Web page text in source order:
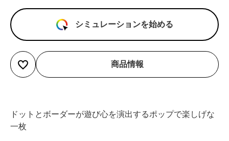
シミュレーションを始める
商品情報
ドットとボーダーが遊び心を演出するポップで楽しげな
一枚